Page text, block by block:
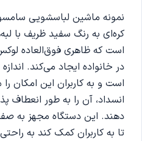
نمونه ماشین لباسشویی
کره‌ای به رنگ سفید ظریف با
است که ظاهری فوق‌العاده
در خانواده ایجاد می‌کند.
است و به کاربران این امکان
انسداد، آن را به طور انعطاف
دهند. این دستگاه مجهز به
تا به کاربران کمک کند به